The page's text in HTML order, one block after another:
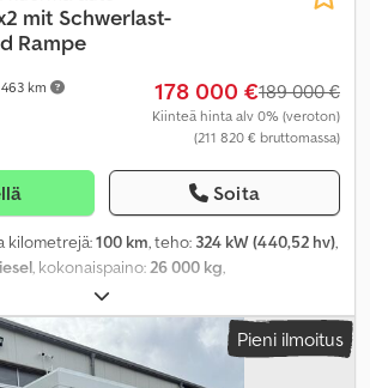
km
mit Schwerlast-
Rampe
178 000 €189 000 €
Kiinteä hinta alv 0% (veroton)
(211 820 € bruttomassa)
Soita
kilometrejä:100 km, teho: 324 kW (440,52 hv),
, kokonaispaino:26 000 kg,
, väri:valkoinen
Euro 6, kuormatilan pituus:7 800
2 480 mm, kuormatilan korkeus:2 900 mm,
, Varusteet:ABS, elektroninen
Pieni ilmoitus